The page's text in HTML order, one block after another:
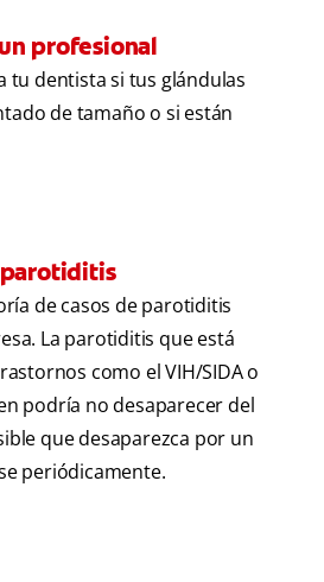
profesional
tu dentista si tus glándulas
de tamaño o si están
de casos de parotiditis
La parotiditis que está
como el VIH/SIDA o
podría no desaparecer del
que desaparezca por un
periódicamente.